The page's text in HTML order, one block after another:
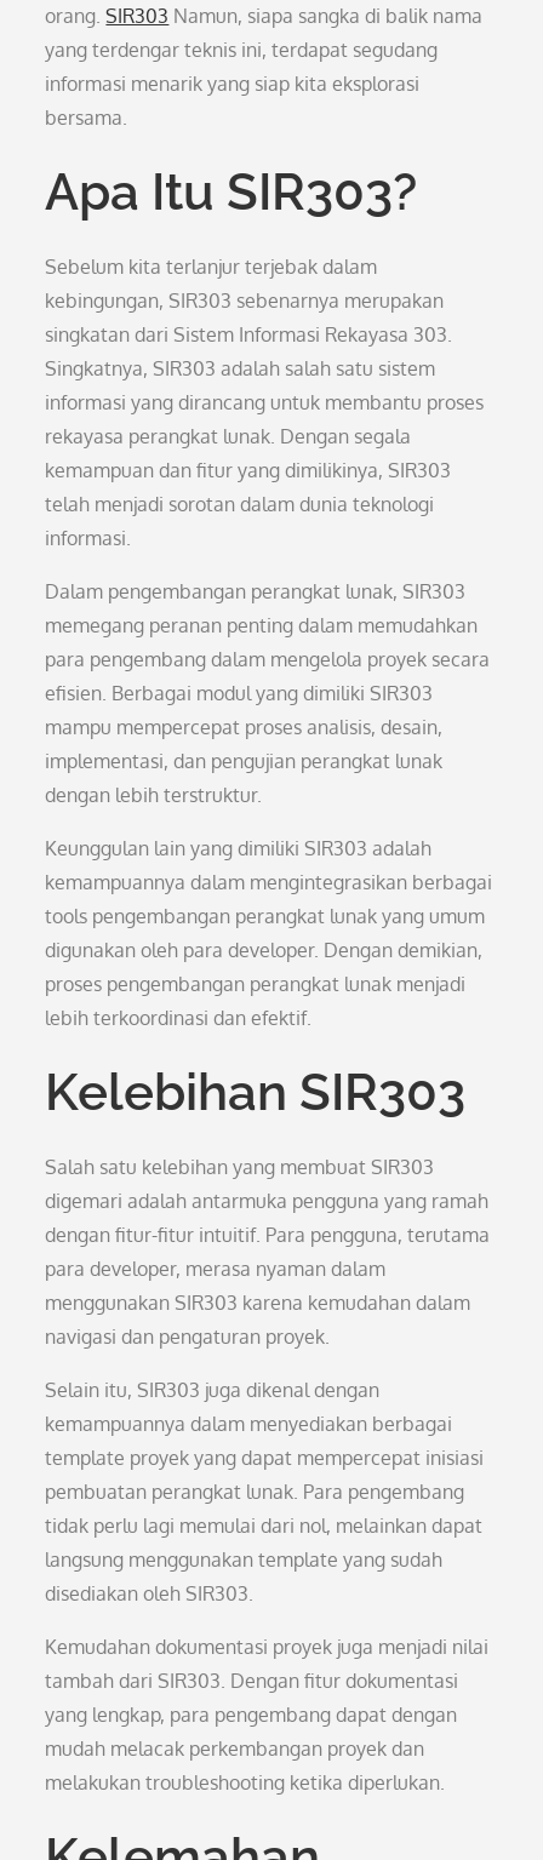
orang.SIR303 Namun, siapa sangka di balik nama
yang terdengar teknis ini, terdapat segudang
informasi menarik yang siap kita eksplorasi
bersama.
Apa Itu SIR303?
Sebelum kita terlanjur terjebak dalam
kebingungan, SIR303 sebenarnya merupakan
singkatan dari Sistem Informasi Rekayasa 303.
Singkatnya, SIR303 adalah salah satu sistem
informasi yang dirancang untuk membantu proses
rekayasa perangkat lunak. Dengan segala
kemampuan dan fitur yang dimilikinya, SIR303
telah menjadi sorotan dalam dunia teknologi
informasi.
Dalam pengembangan perangkat lunak, SIR303
memegang peranan penting dalam memudahkan
para pengembang dalam mengelola proyek secara
efisien. Berbagai modul yang dimiliki SIR303
mampu mempercepat proses analisis, desain,
implementasi, dan pengujian perangkat lunak
dengan lebih terstruktur.
Keunggulan lain yang dimiliki SIR303 adalah
kemampuannya dalam mengintegrasikan berbagai
tools pengembangan perangkat lunak yang umum
digunakan oleh para developer. Dengan demikian,
proses pengembangan perangkat lunak menjadi
lebih terkoordinasi dan efektif.
Kelebihan SIR303
Salah satu kelebihan yang membuat SIR303
digemari adalah antarmuka pengguna yang ramah
dengan fitur-fitur intuitif. Para pengguna, terutama
para developer, merasa nyaman dalam
menggunakan SIR303 karena kemudahan dalam
navigasi dan pengaturan proyek.
Selain itu, SIR303 juga dikenal dengan
kemampuannya dalam menyediakan berbagai
template proyek yang dapat mempercepat inisiasi
pembuatan perangkat lunak. Para pengembang
tidak perlu lagi memulai dari nol, melainkan dapat
langsung menggunakan template yang sudah
disediakan oleh SIR303.
Kemudahan dokumentasi proyek juga menjadi nilai
tambah dari SIR303. Dengan fitur dokumentasi
yang lengkap, para pengembang dapat dengan
mudah melacak perkembangan proyek dan
melakukan troubleshooting ketika diperlukan.